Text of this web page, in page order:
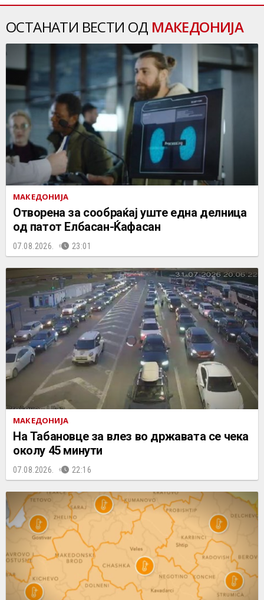
ОСТАНАТИ ВЕСТИ ОД МАКЕДОНИЈА
МАКЕДОНИЈА
Отворена за сообраќај уште една делница
од патот Елбасан-Ќафасан
07.08.2026. 23:01
МАКЕДОНИЈА
На Табановце за влез во државата се чека
околу 45 минути
07.08.2026. 22:16